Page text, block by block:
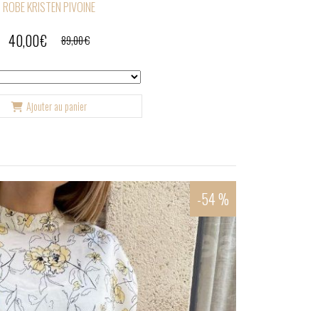
ROBE KRISTEN PIVOINE
40,00€ 89,00€
Ajouter au panier
-54 %